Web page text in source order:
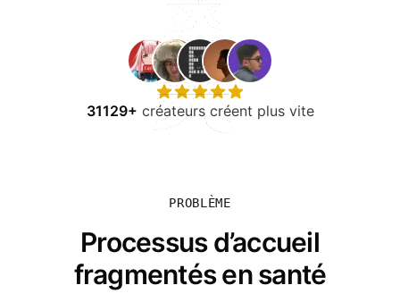
31129+ créateurs créent plus vite
PROBLÈME
Processus d’accueil
fragmentés en santé